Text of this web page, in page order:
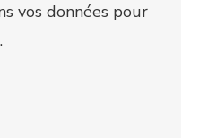
vos données pour